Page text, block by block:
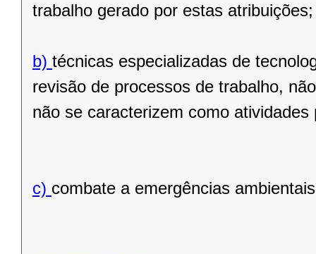
trabalho gerado por estas atribuições;
b) técnicas especializadas de
revisão de processos de trabalho,
não se caracterizem como
c) combate a emergências